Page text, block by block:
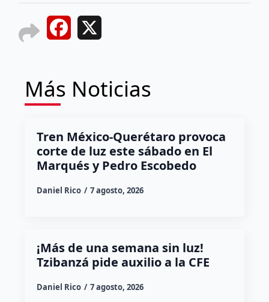
Facebook
Más Noticias
Tren México-Querétaro provoca
corte de luz este sábado en El
Marqués y Pedro Escobedo
Daniel Rico 7 agosto, 2026
¡Más de una semana sin luz!
Tzibanzá pide auxilio a la CFE
Daniel Rico 7 agosto, 2026